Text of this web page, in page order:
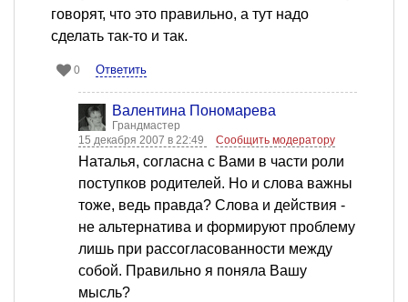
говорят, что это правильно, а тут надо
сделать так-то и так.
0 Ответить
Валентина Пономарева
Грандмастер
15 декабря 2007 в 22:49
Сообщить модератору
Наталья, согласна с Вами в части роли
поступков родителей. Но и слова важны
тоже, ведь правда? Слова и действия -
не альтернатива и формируют проблему
лишь при рассогласованности между
собой. Правильно я поняла Вашу
мысль?